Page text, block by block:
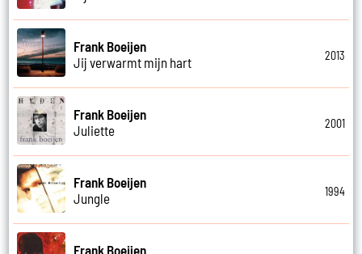
Frank Boeijen
Jij verwarmt mijn hart
2013
Frank Boeijen
Juliette
2001
Frank Boeijen
Jungle
1994
Frank Boeijen